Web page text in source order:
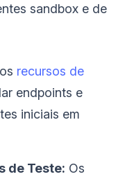
sandbox e de
recursos de
endpoints e
iniciais em
de Teste: Os